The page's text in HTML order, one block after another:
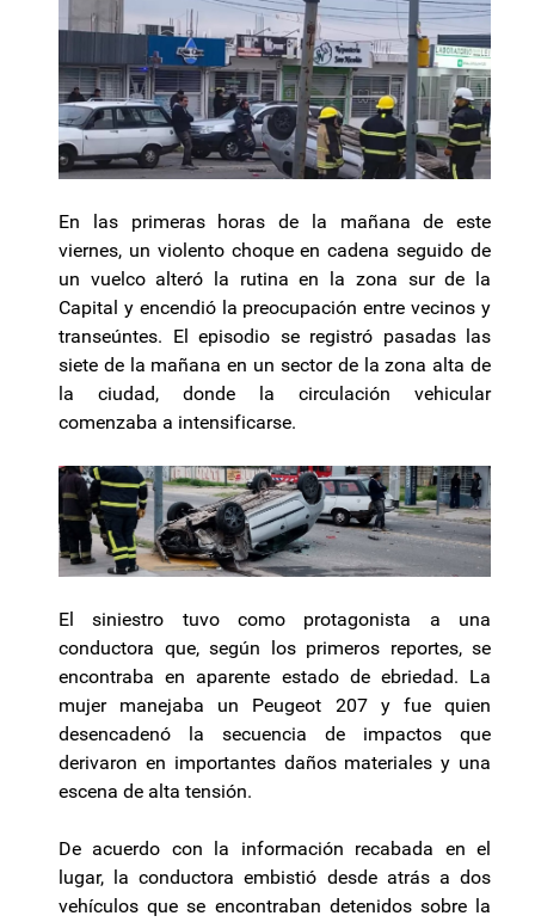
En las primeras horas de la mañana de este
viernes, un violento choque en cadena seguido de
un vuelco alteró la rutina en la zona sur de la
Capital y encendió la preocupación entre vecinos y
transeúntes. El episodio se registró pasadas las
siete de la mañana en un sector de la zona alta de
la ciudad, donde la circulación vehicular
comenzaba a intensificarse.
El siniestro tuvo como protagonista a una
conductora que, según los primeros reportes, se
encontraba en aparente estado de ebriedad. La
mujer manejaba un Peugeot 207 y fue quien
desencadenó la secuencia de impactos que
derivaron en importantes daños materiales y una
escena de alta tensión.
De acuerdo con la información recabada en el
lugar, la conductora embistió desde atrás a dos
vehículos que se encontraban detenidos sobre la